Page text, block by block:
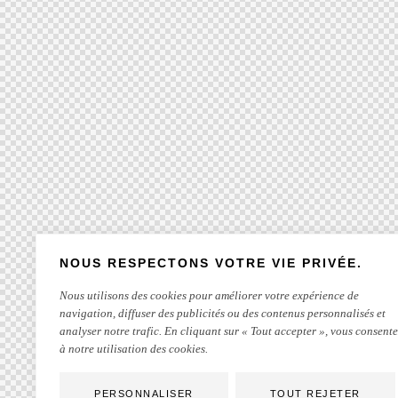
NOUS RESPECTONS VOTRE VIE PRIVÉE.
Nous utilisons des cookies pour améliorer votre expérience de
navigation, diffuser des publicités ou des contenus personnalisés et
analyser notre trafic. En cliquant sur « Tout accepter », vous
à notre utilisation des cookies.
PERSONNALISER TOUT REJETER